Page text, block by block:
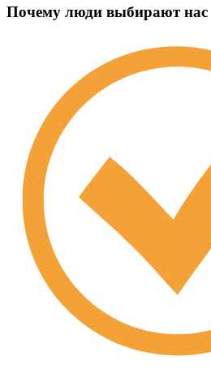
Почему люди выбирают нас